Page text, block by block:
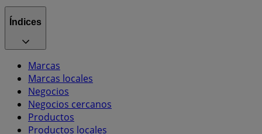
Índices
Marcas
Marcas locales
Negocios
Negocios cercanos
Productos
Productos locales